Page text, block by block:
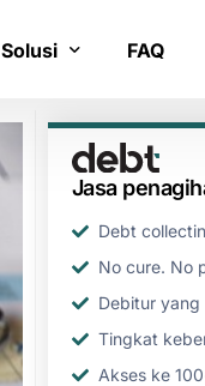
Solusi
Layanan inkaso
FAQ
Jasa
Debt
No cure. No
Debitur
Tingkat
Akses ke